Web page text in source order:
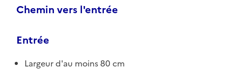
Chemin vers l'entrée
Entrée
Largeur d'au moins 80 cm